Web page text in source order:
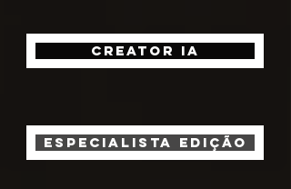
Creator IA
Especialista edição